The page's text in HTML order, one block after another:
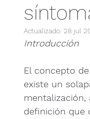
Actualizado: 28 jul
Introducción
El concepto
existe un
mentalización,
definición que